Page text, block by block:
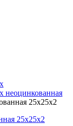
неоцинкованная
25х25х2